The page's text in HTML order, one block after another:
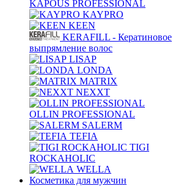
KAPOUS PROFESSIONAL
KAYPRO
KEEN
KERAFILL - Кератиновое
выпрямление волос
LISAP
LONDA
MATRIX
NEXXT
OLLIN PROFESSIONAL
SALERM
TEFIA
TIGI
ROCKAHOLIC
WELLA
Косметика для мужчин